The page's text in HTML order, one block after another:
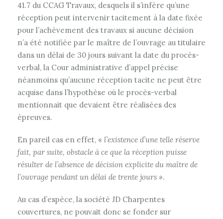
41.7 du CCAG Travaux, desquels il s’infère qu’une
réception peut intervenir tacitement à la date fixée
pour l’achèvement des travaux si aucune décision
n’a été notifiée par le maître de l’ouvrage au titulaire
dans un délai de 30 jours suivant la date du procès-
verbal, la Cour administrative d’appel précise
néanmoins qu’aucune réception tacite ne peut être
acquise dans l’hypothèse où le procès-verbal
mentionnait que devaient être réalisées des
épreuves.
En pareil cas en effet, « l’existence d’une telle réserve
fait, par suite, obstacle à ce que la réception puisse
résulter de l’absence de décision explicite du maître de
l’ouvrage pendant un délai de trente jours ».
Au cas d’espèce, la société JD Charpentes
couvertures, ne pouvait donc se fonder sur